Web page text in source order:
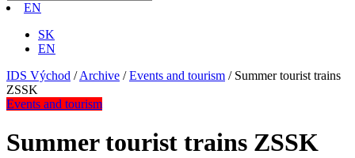
EN
SK
EN
IDS Východ /Archive /Events and tourism / Summer tourist trains
ZSSK
Events and tourism
Summer tourist trains ZSSK